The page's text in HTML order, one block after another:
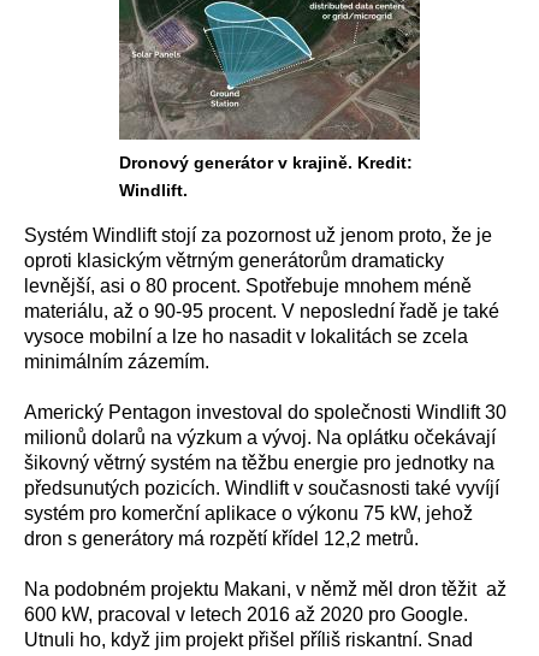
Dronový generátor v krajině. Kredit:
Windlift.
Systém Windlift stojí za pozornost už jenom proto, že je
oproti klasickým větrným generátorům dramaticky
levnější, asi o 80 procent. Spotřebuje mnohem méně
materiálu, až o 90-95 procent. V neposlední řadě je také
vysoce mobilní a lze ho nasadit v lokalitách se zcela
minimálním zázemím.
Americký Pentagon investoval do společnosti Windlift 30
milionů dolarů na výzkum a vývoj. Na oplátku očekávají
šikovný větrný systém na těžbu energie pro jednotky na
předsunutých pozicích. Windlift v současnosti také vyvíjí
systém pro komerční aplikace o výkonu 75 kW, jehož
dron s generátory má rozpětí křídel 12,2 metrů.
Na podobném projektu Makani, v němž měl dron těžit až
600 kW, pracoval v letech 2016 až 2020 pro Google.
Utnuli ho, když jim projekt přišel příliš riskantní. Snad